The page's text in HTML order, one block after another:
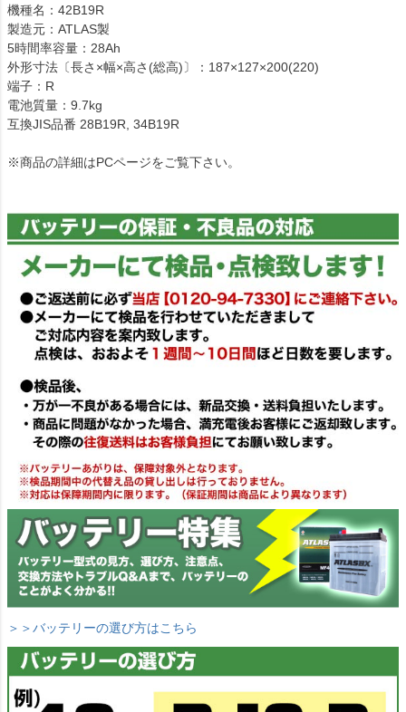
機種名：42B19R
製造元：ATLAS製
5時間率容量：28Ah
外形寸法〔長さ×幅×高さ(総高)〕：187×127×200(220)
端子：R
電池質量：9.7kg
互換JIS品番 28B19R, 34B19R
※商品の詳細はPCページをご覧下さい。
＞＞バッテリーの選び方はこちら